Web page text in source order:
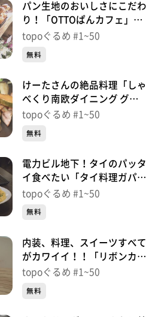
パン生地のおいしさにこだわ
り！「OTTOぱんカフェ」
（青葉区柏木）＃16【topo
topoぐるめ #1~50
無料
けーたさんの絶品料理「しゃ
べくり南欧ダイニング グリ
ルけーた」（青葉区国分町）
topoぐるめ #1~50
無料
電力ビル地下！タイのパッタ
イ食べたい「タイ料理ガパ
オ」（青葉区一番町）＃
topoぐるめ #1~50
無料
内装、料理、スイーツすべて
がカワイイ！！「リボンカフ
ェ」（若林区新寺）＃
topoぐるめ #1~50
無料